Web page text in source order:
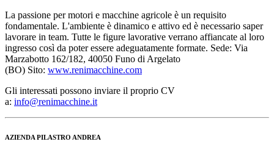
La passione per motori e macchine agricole è un requisito
fondamentale. L'ambiente è dinamico e attivo ed è necessario saper
lavorare in team. Tutte le figure lavorative verrano affiancate al loro
ingresso così da poter essere adeguatamente formate. Sede: Via
Marzabotto 162/182, 40050 Funo di Argelato
(BO) Sito: www.renimacchine.com
Gli interessati possono inviare il proprio CV
a: info@renimacchine.it
AZIENDA PILASTRO ANDREA